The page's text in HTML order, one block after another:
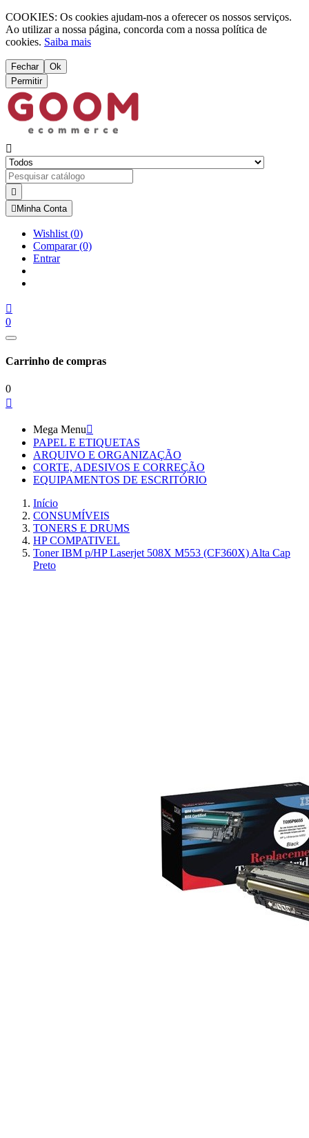
COOKIES: Os cookies ajudam-nos a oferecer os nossos serviços.
Ao utilizar a nossa página, concorda com a nossa política de
cookies. Saiba mais
Fechar
Ok
Permitir


 Minha Conta
Wishlist (0)
Comparar(0)
Entrar

0
Carrinho de compras
0

Mega Menu
PAPEL E ETIQUETAS
ARQUIVO E ORGANIZAÇÃO
CORTE, ADESIVOS E CORREÇÃO
EQUIPAMENTOS DE ESCRITÓRIO
Início
CONSUMÍVEIS
TONERS E DRUMS
HP COMPATIVEL
Toner IBM p/HP Laserjet 508X M553 (CF360X) Alta Cap
Preto